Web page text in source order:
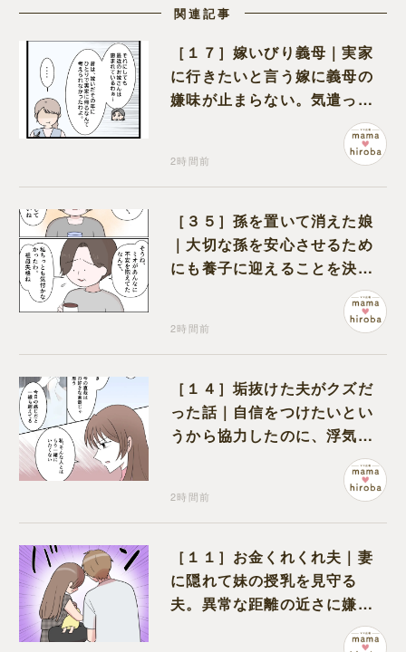
関連記事
［１７］嫁いびり義母｜実家
に行きたいと言う嫁に義母の
嫌味が止まらない。気遣って
2時間前
［３５］孫を置いて消えた娘
｜大切な孫を安心させるため
にも養子に迎えることを決心
2時間前
［１４］垢抜けた夫がクズだ
った話｜自信をつけたいとい
うから協力したのに、浮気と
2時間前
［１１］お金くれくれ夫｜妻
に隠れて妹の授乳を見守る
夫。異常な距離の近さに嫌悪